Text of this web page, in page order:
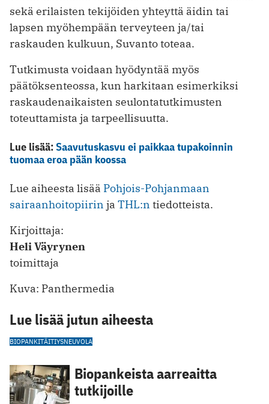
sekä erilaisten tekijöiden yhteyttä äidin tai
lapsen myöhempään terveyteen ja/tai
raskauden kulkuun, Suvanto toteaa.
Tutkimusta voidaan hyödyntää myös
päätöksenteossa, kun harkitaan esimerkiksi
raskaudenaikaisten seulontatutkimusten
toteuttamista ja tarpeellisuutta.
Lue lisää:Saavutuskasvu ei paikkaa tupakoinnin
tuomaa eroa pään koossa
Lue aiheesta lisää Pohjois-Pohjanmaan
sairaanhoitopiirin ja THL:n tiedotteista.
Kirjoittaja:
Heli Väyrynen
toimittaja
Kuva: Panthermedia
Lue lisää jutun aiheesta
BIOPANKITÄITIYSNEUVOLA
Biopankeista aarreaitta
tutkijoille